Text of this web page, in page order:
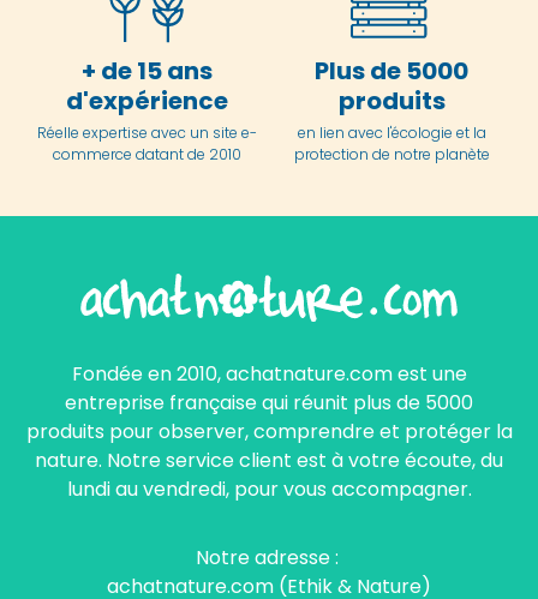
+ de 15 ans
d'expérience
Réelle expertise avec un site e-
commerce datant de 2010
Plus de 5000
produits
en lien avec l'écologie et la
protection de notre planète
Fondée en 2010, achatnature.com est une
entreprise française qui réunit plus de 5000
produits pour observer, comprendre et protéger la
nature. Notre service client est à votre écoute, du
lundi au vendredi, pour vous accompagner.
Notre adresse :
achatnature.com (Ethik & Nature)